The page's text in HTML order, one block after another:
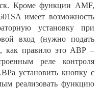
Кроме функции AMF,
имеет возможность
установку при
вход (нужно подать
как правило это АВР –
реле контроля
установить кнопку с
реализовать функцию